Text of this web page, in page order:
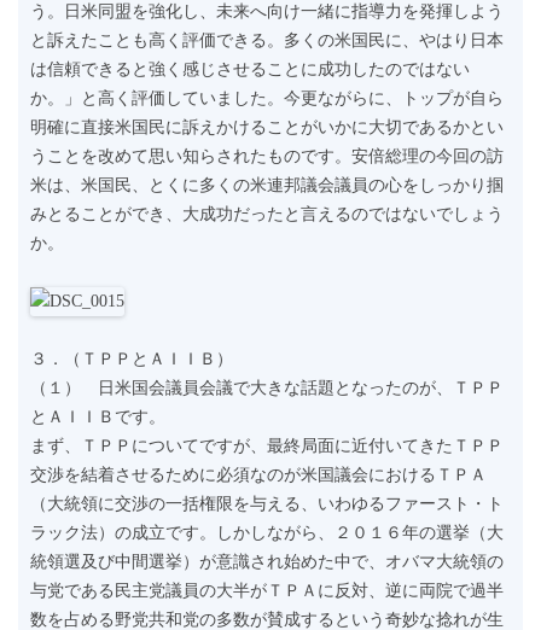
う。日米同盟を強化し、未来へ向け一緒に指導力を発揮しよう
と訴えたことも高く評価できる。多くの米国民に、やはり日本
は信頼できると強く感じさせることに成功したのではない
か。」と高く評価していました。今更ながらに、トップが自ら
明確に直接米国民に訴えかけることがいかに大切であるかとい
うことを改めて思い知らされたものです。安倍総理の今回の訪
米は、米国民、とくに多くの米連邦議会議員の心をしっかり掴
みとることができ、大成功だったと言えるのではないでしょう
か。
３．（ＴＰＰとＡＩＩＢ）
（１） 日米国会議員会議で大きな話題となったのが、ＴＰＰ
とＡＩＩＢです。
まず、ＴＰＰについてですが、最終局面に近付いてきたＴＰＰ
交渉を結着させるために必須なのが米国議会におけるＴＰＡ
（大統領に交渉の一括権限を与える、いわゆるファースト・ト
ラック法）の成立です。しかしながら、２０１６年の選挙（大
統領選及び中間選挙）が意識され始めた中で、オバマ大統領の
与党である民主党議員の大半がＴＰＡに反対、逆に両院で過半
数を占める野党共和党の多数が賛成するという奇妙な捻れが生